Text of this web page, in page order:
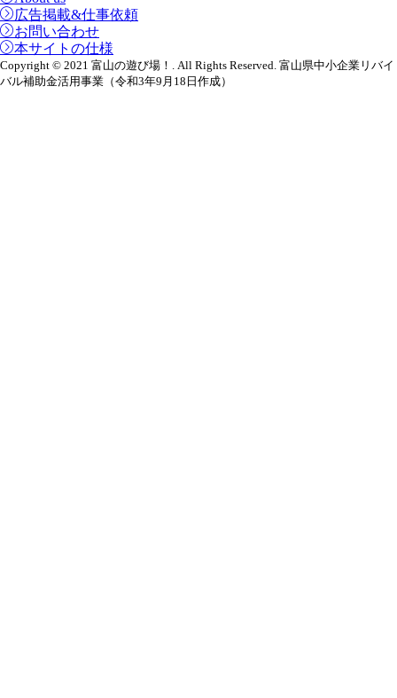
広告掲載&仕事依頼
お問い合わせ
本サイトの仕様
Copyright © 2021 富山の遊び場！. All Rights Reserved. 富山県中小企業リバイ
バル補助金活用事業（令和3年9月18日作成）